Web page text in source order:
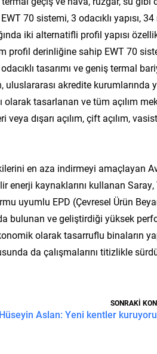
70 sistemi, 3 odacıklı yapısı,
iki alternatifli profil yapısı
profil derinliğine sahip EWT 70
tasarımı ve geniş termal
akredite kurumlarında
olarak tasarlanan ve tüm açılım
dışarı açılım, çift açılım,
en aza indirmeyi amaçlayan
enerji kaynaklarını kullanan Saray,
uyumlu EPD (Çevresel Ürün
bulunan ve geliştirdiği yüksek
olarak tasarruflu binaların
da çalışmalarını titizlikle
SONRAKİ
Hüseyin Aslan: Yeni kentler